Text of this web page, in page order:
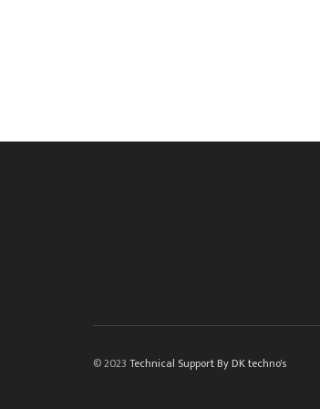
© 2023 Technical Support By DK techno's